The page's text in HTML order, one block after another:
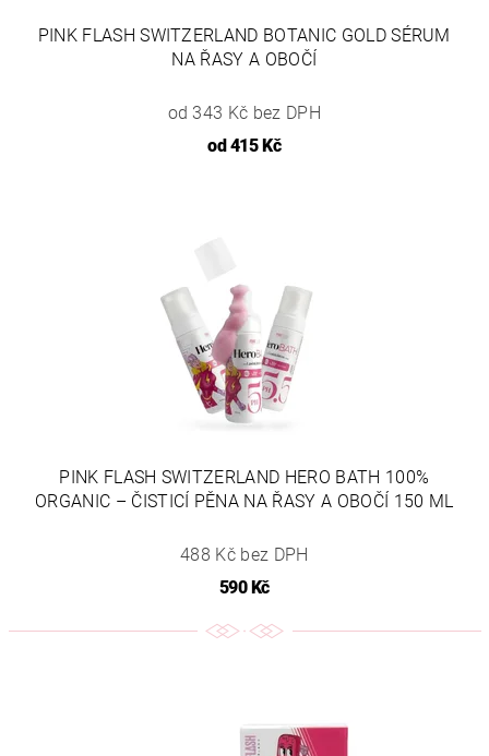
PINK FLASH SWITZERLAND BOTANIC GOLD SÉRUM
NA ŘASY A OBOČÍ
od 343 Kč bez DPH
od 415 Kč
PINK FLASH SWITZERLAND HERO BATH 100%
ORGANIC – ČISTICÍ PĚNA NA ŘASY A OBOČÍ 150 ML
488 Kč bez DPH
590 Kč